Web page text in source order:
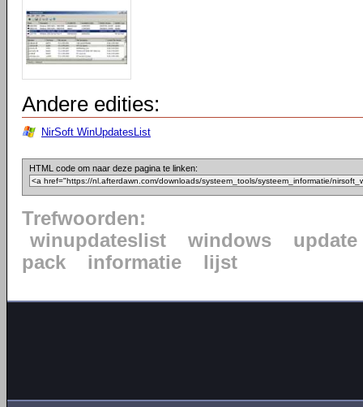
Andere edities:
NirSoft WinUpdatesList
HTML code om naar deze pagina te linken:
Trefwoorden:
winupdateslist
windows
update
pack
informatie lijst